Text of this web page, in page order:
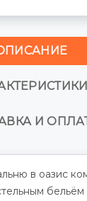
И
в оазис
бельём